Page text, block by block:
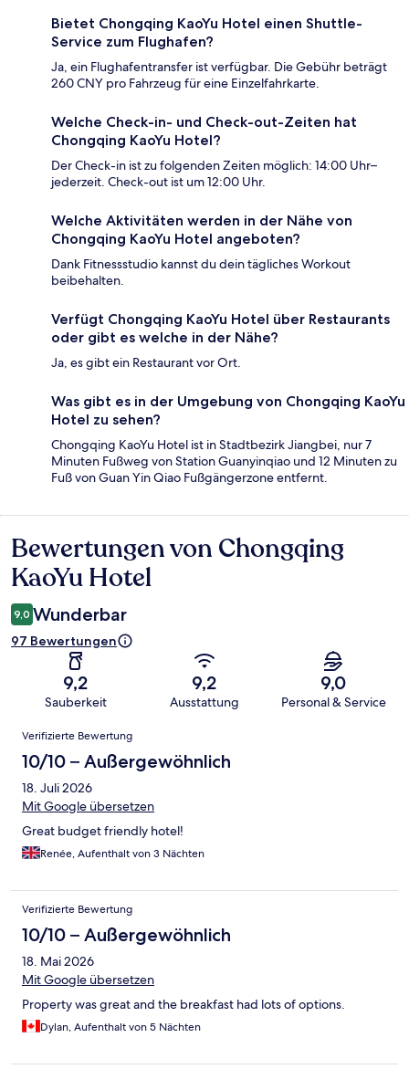
Bietet Chongqing KaoYu Hotel einen Shuttle-
Service zum Flughafen?
Ja, ein Flughafentransfer ist verfügbar. Die Gebühr beträgt
260 CNY pro Fahrzeug für eine Einzelfahrkarte.
Welche Check-in- und Check-out-Zeiten hat
Chongqing KaoYu Hotel?
Der Check-in ist zu folgenden Zeiten möglich: 14:00 Uhr–
jederzeit. Check-out ist um 12:00 Uhr.
Welche Aktivitäten werden in der Nähe von
Chongqing KaoYu Hotel angeboten?
Dank Fitnessstudio kannst du dein tägliches Workout
beibehalten.
Verfügt Chongqing KaoYu Hotel über Restaurants
oder gibt es welche in der Nähe?
Ja, es gibt ein Restaurant vor Ort.
Was gibt es in der Umgebung von Chongqing KaoYu
Hotel zu sehen?
Chongqing KaoYu Hotel ist in Stadtbezirk Jiangbei, nur 7
Minuten Fußweg von Station Guanyinqiao und 12 Minuten zu
Fuß von Guan Yin Qiao Fußgängerzone entfernt.
Bewertungen
Bewertungen von Chongqing
KaoYu Hotel
9,0 Wunderbar
97 Bewertungen
9,2
Sauberkeit
9,2
Ausstattung
9,0
Personal & Service
Bewertungen
Verifizierte Bewertung
10/10 – Außergewöhnlich
18. Juli 2026
Mit Google übersetzen
Great budget friendly hotel!
Renée, Aufenthalt von 3 Nächten
Verifizierte Bewertung
10/10 – Außergewöhnlich
18. Mai 2026
Mit Google übersetzen
Property was great and the breakfast had lots of options.
Dylan, Aufenthalt von 5 Nächten